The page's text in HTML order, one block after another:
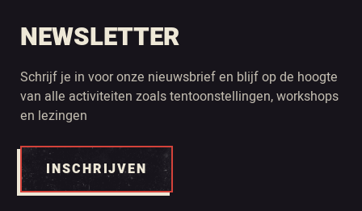
NEWSLETTER
Schrijf je in voor onze nieuwsbrief en blijf op de hoogte
van alle activiteiten zoals tentoonstellingen, workshops
en lezingen
INSCHRIJVEN